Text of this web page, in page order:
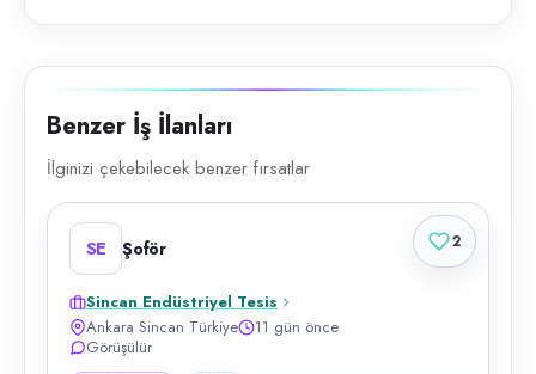
Benzer İş İlanları
İlginizi çekebilecek benzer fırsatlar
SE Şoför
Sincan Endüstriyel Tesis
Ankara Sincan Türkiye
11 gün önce
Görüşülür
2